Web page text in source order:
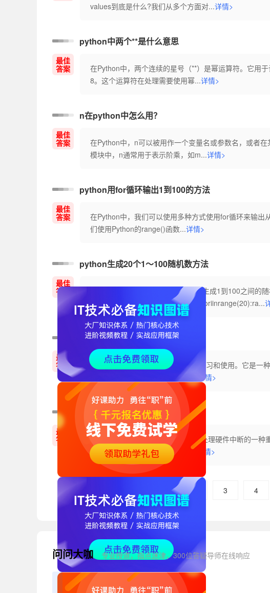
values到底是什么?我们从多个方面对...详情>
python中两个**是什么意思
最佳
答案
在Python中，两个连续的星号（**）是幂运算符。它用
8。这个运算符在处理需要使用幂...详情>
n在python中怎么用？
最佳
答案
在Python中，n可以被用作一个变量名或参数名，或者
模块中，n通常用于表示阶乘，如m...详情>
python用for循环输出1到100的方法
最佳
答案
在Python中，我们可以使用多种方式使用for循环来输
们使用Python的range()函数...详情>
python生成20个1～100随机数方法
最佳
答案
您可以使用Python中的random模块生成1到100之间的
importrandomrandom_numbers=[]foriinrange(20):ra...
适合新手学习的编程语言推荐
最佳
答案
Python是一种高级编程语言，易于学习和使用。它是一
编译。Python的语法简单，易于...
详情>
linux中断机制是什么怎么操作
最佳
答案
Linux中断机制是操作系统内核用于处理硬件中断的一
需要能够立即响应并处理这些中...
详情>
2 3 4
问问大咖 专业授道，指点迷津，300位答疑导师在线响应